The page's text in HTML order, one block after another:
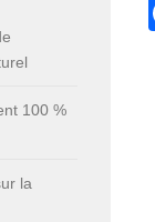
100 %
la